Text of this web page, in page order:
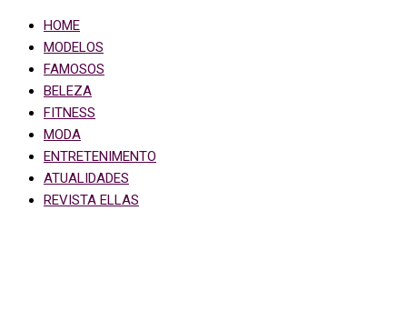
HOME
MODELOS
FAMOSOS
BELEZA
FITNESS
MODA
ENTRETENIMENTO
ATUALIDADES
REVISTA ELLAS